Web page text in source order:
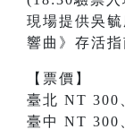
現場提供吳
響曲 》存活指
【票價】
臺北 NT 300
臺中 NT 300